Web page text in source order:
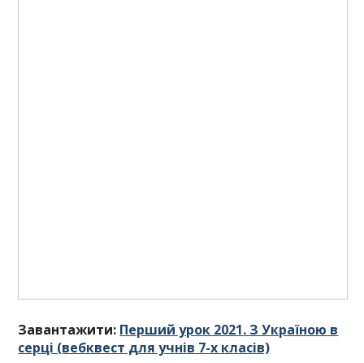
Завантажити: Перший урок 2021. З Україною в
серці (вебквест для учнів 7-х класів)